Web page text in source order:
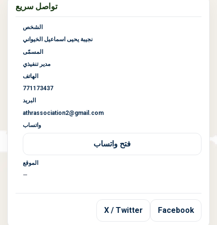
تواصل سريع
الشخص
نجيبة يحيى اسماعيل الخيواني
المسمّى
مدير تنفيذي
الهاتف
771173437
البريد
athrassociation2@gmail.com
واتساب
فتح واتساب
الموقع
—
Facebook
X / Twitter